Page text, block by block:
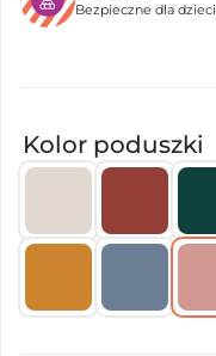
Bezpieczne dla dzieci
Kolor poduszki